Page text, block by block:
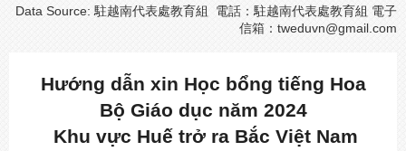
Data Source: 駐越南代表處教育組 電話：駐越南代表處教育組 電子
信箱： tweduvn@gmail.com
Hướng dẫn xin Học bổng tiếng Hoa
Bộ Giáo dục năm 2024
Khu vực Huế trở ra Bắc Việt Nam